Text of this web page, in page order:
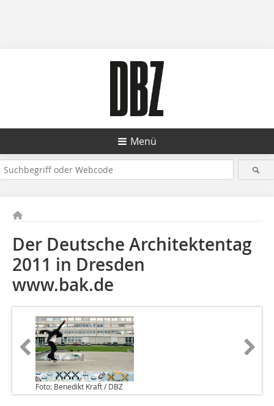
Menü
Der Deutsche Architektentag
2011 in Dresden
www.bak.de
Foto: Benedikt Kraft / DBZ